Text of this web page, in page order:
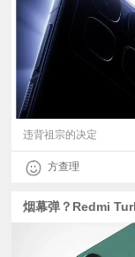
违背祖宗的决定
方查理